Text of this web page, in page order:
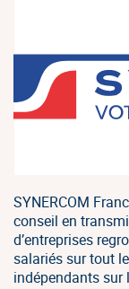
SYNERCOM
conseil en
d’entreprises
salariés sur tout
indépendants sur